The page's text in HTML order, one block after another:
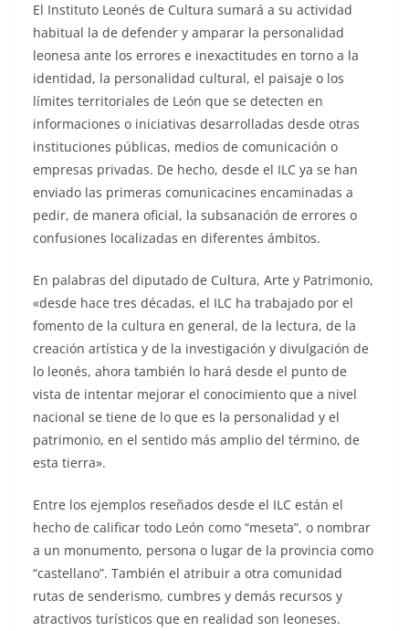
El Instituto Leonés de Cultura sumará a su actividad
habitual la de defender y amparar la personalidad
leonesa ante los errores e inexactitudes en torno a la
identidad, la personalidad cultural, el paisaje o los
límites territoriales de León que se detecten en
informaciones o iniciativas desarrolladas desde otras
instituciones públicas, medios de comunicación o
empresas privadas. De hecho, desde el ILC ya se han
enviado las primeras comunicacines encaminadas a
pedir, de manera oficial, la subsanación de errores o
confusiones localizadas en diferentes ámbitos.
En palabras del diputado de Cultura, Arte y Patrimonio,
«desde hace tres décadas, el ILC ha trabajado por el
fomento de la cultura en general, de la lectura, de la
creación artística y de la investigación y divulgación de
lo leonés, ahora también lo hará desde el punto de
vista de intentar mejorar el conocimiento que a nivel
nacional se tiene de lo que es la personalidad y el
patrimonio, en el sentido más amplio del término, de
esta tierra».
Entre los ejemplos reseñados desde el ILC están el
hecho de calificar todo León como “meseta”, o nombrar
a un monumento, persona o lugar de la provincia como
“castellano”. También el atribuir a otra comunidad
rutas de senderismo, cumbres y demás recursos y
atractivos turísticos que en realidad son leoneses.